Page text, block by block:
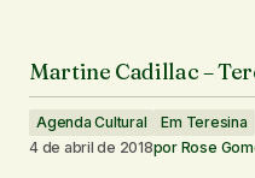
Martine Cadillac –
Agenda Cultural
Em Teresina
4 de abril de 2018por Rose